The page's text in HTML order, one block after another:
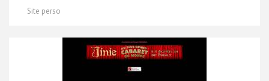
Site perso